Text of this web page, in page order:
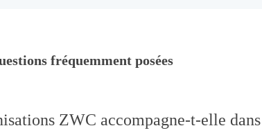
fréquemment posées
ZWC accompagne-t-elle